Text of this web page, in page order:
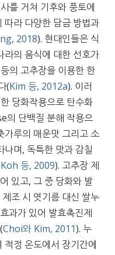
를 거쳐 기후와 풍토에
따라 다양한 담금 방법과
2018). 현대인들은 식
라의 음식에 대한 선호가
의 고추장을 이용한 한
(Kim 등, 2012a). 이러
당화작용으로 탄수화
의 단백질 분해 작용으
가루의 매운맛 그리고 소
며, 독특한 맛과 감칠
Koh 등, 2009). 고추장 제
있고, 그 중 당화와 발
조 시 엿기름 대신 쌀누
과가 있어 발효촉진제
Choi와 Kim, 2011). 누
적정 온도에서 장기간에